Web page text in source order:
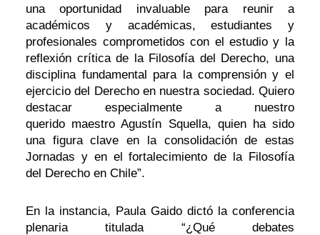
una oportunidad invaluable para reunir a
académicos y académicas, estudiantes y
profesionales comprometidos con el estudio y la
reflexión crítica de la Filosofía del Derecho, una
disciplina fundamental para la comprensión y el
ejercicio del Derecho en nuestra sociedad. Quiero
destacar especialmente a nuestro
querido maestro Agustín Squella, quien ha sido
una figura clave en la consolidación de estas
Jornadas y en el fortalecimiento de la Filosofía
del Derecho en Chile”.
En la instancia, Paula Gaido dictó la conferencia
plenaria titulada “¿Qué debates